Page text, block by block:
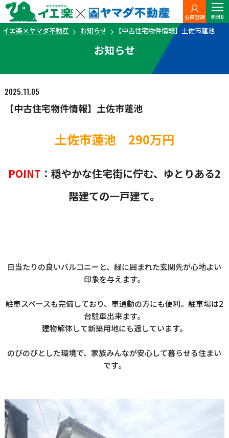
会員登録 MENU
イエ楽×ヤマダ不動産 お知らせ 【中古住宅物件情報】土佐市蓮池
お知らせ
2025.11.05
【中古住宅物件情報】土佐市蓮池
土佐市蓮池 290万円
POINT ：穏やかな住宅街に佇む、ゆとりある2
階建ての一戸建て。
日当たりの良いバルコニーと、緑に囲まれた玄関先が心地よい
印象を与えます。
駐車スペースも完備しており、車通勤の方にも便利。駐車場は2
台駐車出来ます。
建物解体して新築用地にも適しています。
のびのびとした環境で、家族みんなが安心して暮らせる住まい
です。